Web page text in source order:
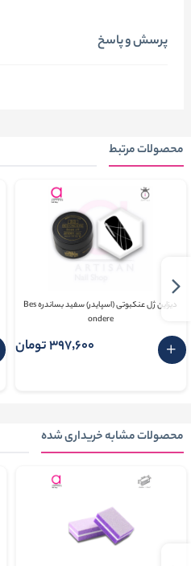
پرسش و پاسخ
محصولات مرتبط
دیزاین ژل عنکبوتی (اسپایدر) سفید بساندره Bes
ondere
397٬600 تومان
محصولات مشابه خریداری شده